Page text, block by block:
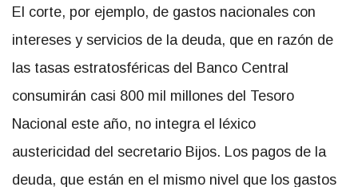
El corte, por ejemplo, de gastos nacionales con
intereses y servicios de la deuda, que en razón de
las tasas estratosféricas del Banco Central
consumirán casi 800 mil millones del Tesoro
Nacional este año, no integra el léxico
austericidad del secretario Bijos. Los pagos de la
deuda, que están en el mismo nivel que los gastos